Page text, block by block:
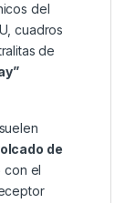
del
cuadros
de
de
con el